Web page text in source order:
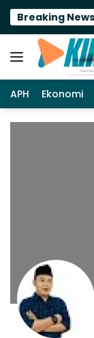
Langsung
konten
Breaking News
Green Data
APH Ekonomi